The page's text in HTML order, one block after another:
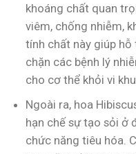
khoáng chất quan
viêm, chống nhiễm,
tính chất này giúp
chặn các bệnh lý
cho cơ thể khỏi vi
Ngoài ra, hoa
hạn chế sự tạo sỏi ở
chức năng tiêu hóa.